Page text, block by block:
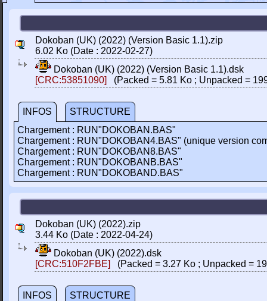
Dokoban (UK) (2022) (Version Basic 1.1).zip
6.02 Ko (Date : 2022-02-27)
Dokoban (UK) (2022) (Version Basic 1.1).dsk
[CRC:53851090]
(Packed = 5.81 Ko ; Unpacked =
INFOS
STRUCTURE
Chargement : RUN"DOKOBAN.BAS"
Chargement : RUN"DOKOBAN4.BAS" (unique version
Chargement : RUN"DOKOBAN8.BAS"
Chargement : RUN"DOKOBANB.BAS"
Chargement : RUN"DOKOBAND.BAS"
Dokoban (UK) (2022).zip
3.44 Ko (Date : 2022-04-24)
Dokoban (UK) (2022).dsk
[CRC:510F2FBE]
(Packed = 3.27 Ko ; Unpacked =
INFOS
STRUCTURE